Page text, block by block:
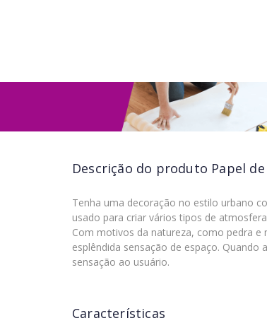
Descrição do produto Papel
Tenha uma decoração no estilo urbano
usado para criar vários tipos de
Com motivos da natureza, como pedra e
esplêndida sensação de espaço.
sensação ao usuário.
Características